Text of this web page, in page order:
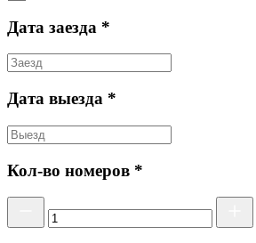
Дата заезда *
Дата выезда *
Кол-во номеров *